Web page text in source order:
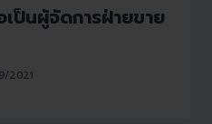
ป็นผู้จัดการฝ่ายขาย
2021